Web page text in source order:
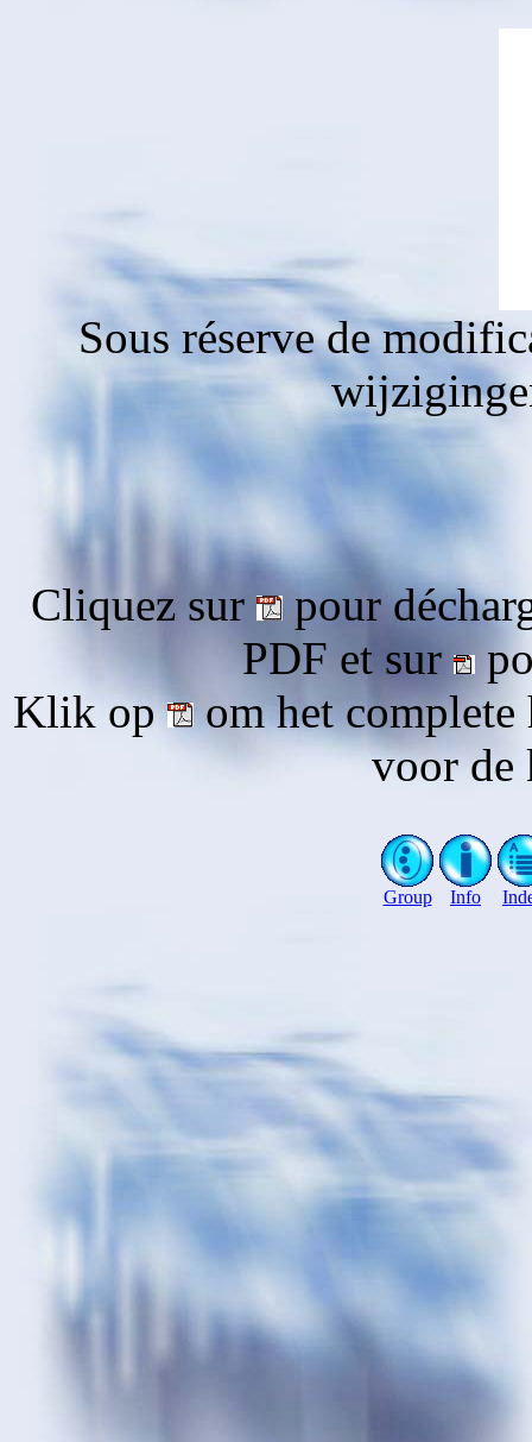
Sous réserve de
Cliquez sur
pour
PDF et sur
Klik op om het complete
voor de
Group Info